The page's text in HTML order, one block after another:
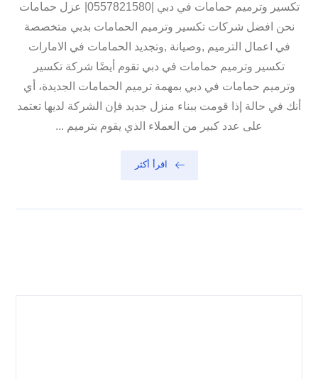
تكسير وترميم حمامات في دبي |0557821580| عزل حمامات
نحن افضل شركات تكسير وترميم الحمامات بدبي متخصصة
في اعمال الترميم ,وصيانة ,وتجديد الحمامات في الامارات
تكسير وترميم حمامات في دبي تقوم أيضًا شركة تكسير
وترميم حمامات في دبي بمهمة ترميم الحمامات الجديدة، أي
أنك في حالة إذا قومت ببناء منزل جديد فإن الشركة لديها تعتمد
على عدد كبير من العملاء الذي يقوم بترميم ...
اقرأ أكثر